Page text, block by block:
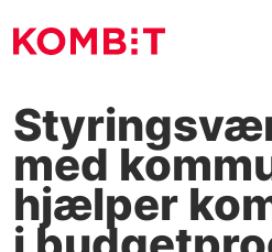
med
hjælper